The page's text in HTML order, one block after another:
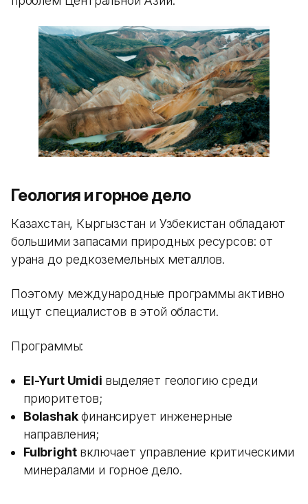
Геология и горное дело
Казахстан, Кыргызстан и Узбекистан обладают
большими запасами природных ресурсов: от
урана до редкоземельных металлов.
Поэтому международные программы активно
ищут специалистов в этой области.
Программы:
El-Yurt Umidi выделяет геологию среди
приоритетов;
Bolashakфинансирует инженерные
направления;
Fulbrightвключает управление критическими
минералами и горное дело.